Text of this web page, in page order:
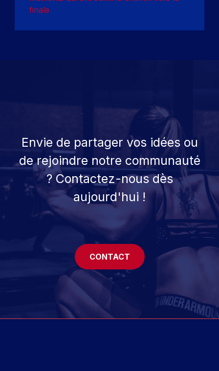
finale
Envie de partager vos idées ou
de rejoindre notre communauté
? Contactez-nous dès
aujourd'hui !
CONTACT